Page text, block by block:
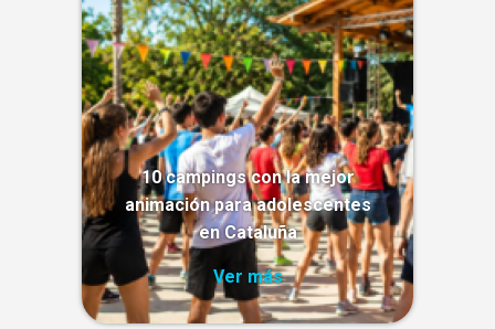
10 campings con la mejor
animación para adolescentes
en Cataluña
Ver más